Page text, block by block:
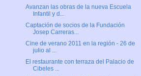
Avanzan las obras de la nueva Escuela
Infantil y d...
Captación de socios de la Fundación
Josep Carreras...
Cine de verano 2011 en la región - 26 de
julio al ...
El restaurante con terraza del Palacio de
Cibeles ...